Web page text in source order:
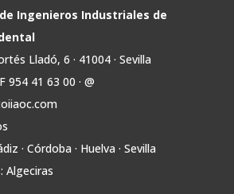
Gades, la escudería de la
presenta el G26, un monoplaza
sostenible y adaptado a la nueva
de Formula Student 30 julio 2026.
que tuvo lugar este
estuvieron presentes María Luisa
delegada
Ingenieros Industriales de
Lladó, 6 · 41004 · Sevilla
954 41 63 00 · @
· Córdoba · Huelva · Sevilla
Algeciras